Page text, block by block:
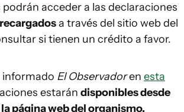
acceder a las declaraciones
a través del sitio web del
si tienen un crédito a favor.
informado El Observadoren esta
estarán disponibles desde
página web del organismo.